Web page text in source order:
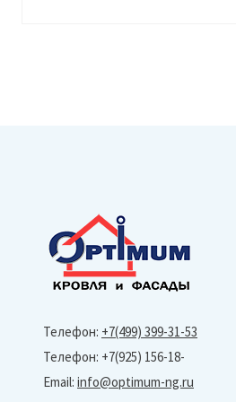
Телефон: +7(499) 399-31-53
Телефон: +7(925) 156-18-
Email: info@optimum-ng.ru